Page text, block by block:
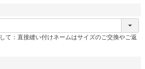
て：直接縫い付けネームはサイズのご交換やご返